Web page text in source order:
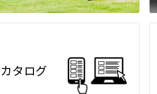
タログ